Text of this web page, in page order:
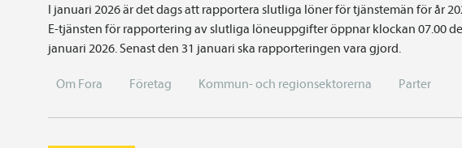
I januari 2026 är det dags att rapportera slutliga löner för tjänstemän för år
E-tjänsten för rapportering av slutliga löneuppgifter öppnar klockan 07.00
januari 2026. Senast den 31 januari ska rapporteringen vara gjord.
Om Fora Företag Kommun- och regionsektorerna Parter